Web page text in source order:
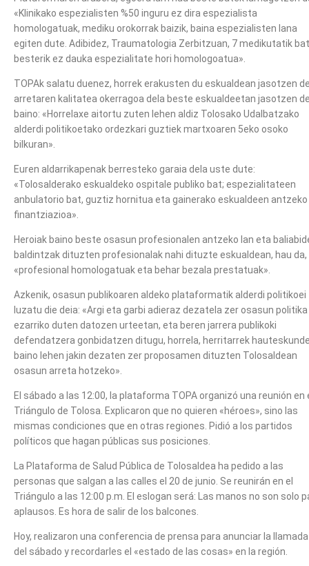
«Klinikako espezialisten %50 inguru ez dira espezialista
homologatuak, mediku orokorrak baizik, baina espezialisten lana
egiten dute. Adibidez, Traumatologia Zerbitzuan, 7 medikutatik
besterik ez dauka espezialitate hori homologoatua».
TOPAk salatu duenez, horrek erakusten du eskualdean jasotzen
arretaren kalitatea okerragoa dela beste eskualdeetan jasotzen
baino: «Horrelaxe aitortu zuten lehen aldiz Tolosako Udalbatzako
alderdi politikoetako ordezkari guztiek martxoaren 5eko osoko
bilkuran».
Euren aldarrikapenak berresteko garaia dela uste dute:
«Tolosalderako eskualdeko ospitale publiko bat; espezialitateen
anbulatorio bat, guztiz hornitua eta gainerako eskualdeen antzeko
finantziazioa».
Heroiak baino beste osasun profesionalen antzeko lan eta
baldintzak dituzten profesionalak nahi dituzte eskualdean, hau da,
«profesional homologatuak eta behar bezala prestatuak».
Azkenik, osasun publikoaren aldeko plataformatik alderdi politikoei
luzatu die deia: «Argi eta garbi adieraz dezatela zer osasun politika
ezarriko duten datozen urteetan, eta beren jarrera publikoki
defendatzera gonbidatzen ditugu, horrela, herritarrek
baino lehen jakin dezaten zer proposamen dituzten Tolosaldean
osasun arreta hotzeko».
El sábado a las 12:00, la plataforma TOPA organizó una reunión en
Triángulo de Tolosa. Explicaron que no quieren «héroes», sino las
mismas condiciones que en otras regiones. Pidió a los partidos
políticos que hagan públicas sus posiciones.
La Plataforma de Salud Pública de Tolosaldea ha pedido a las
personas que salgan a las calles el 20 de junio. Se reunirán en el
Triángulo a las 12:00 p.m. El eslogan será: Las manos no son solo
aplausos. Es hora de salir de los balcones.
Hoy, realizaron una conferencia de prensa para anunciar la llamada
del sábado y recordarles el «estado de las cosas» en la región.